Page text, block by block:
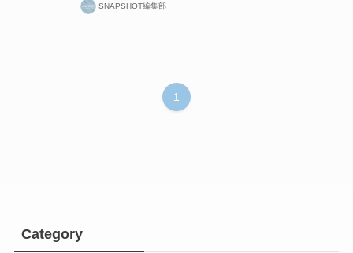
SNAPSHOT編集部
1
Category